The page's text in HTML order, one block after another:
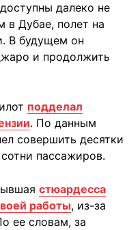
далеко не
в Дубае, полет на
В будущем он
и продолжить
подделал
. По данным
совершить десятки
пассажиров.
стюардесса
работы, из-за
ее словам, за